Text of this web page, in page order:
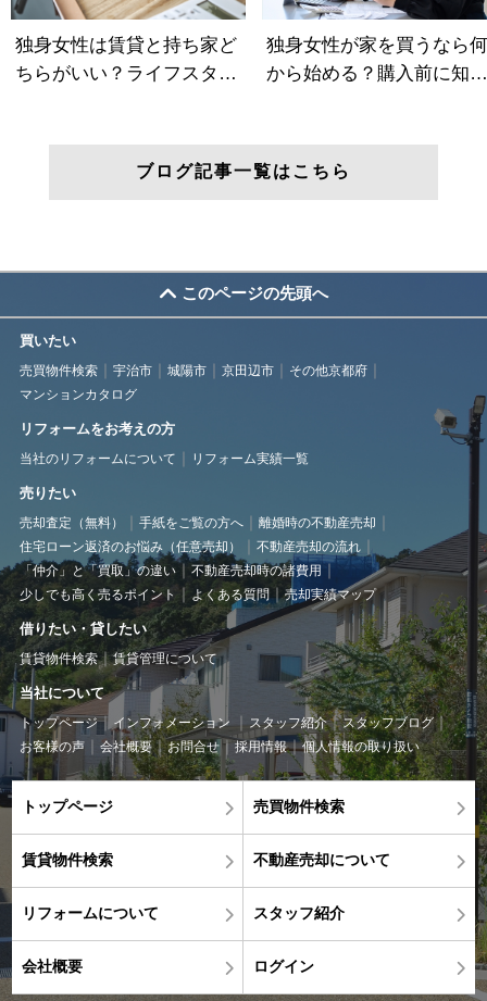
ブログ記事一覧はこちら
このページの先頭へ
買いたい
売買物件検索 宇治市 城陽市 京田辺市
その他京都府
マンションカタログ
リフォームをお考えの方
当社のリフォームについて リフォーム実績一覧
売りたい
売却査定（無料） 手紙をご覧の方へ
離婚時の不動産売却
住宅ローン返済のお悩み（任意売却）
不動産売却の流れ
「仲介」と「買取」の違い
不動産売却時の諸費用
少しでも高く売るポイント
よくある質問 売却実績マップ
借りたい・貸したい
賃貸物件検索 賃貸管理について
当社について
トップページ インフォメーション スタッフ紹介
スタッフブログ
お客様の声
会社概要 お問合せ 採用情報 個人情報の取り扱い
トップページ 売買物件検索
賃貸物件検索 不動産売却について
リフォームについて スタッフ紹介
会社概要 ログイン